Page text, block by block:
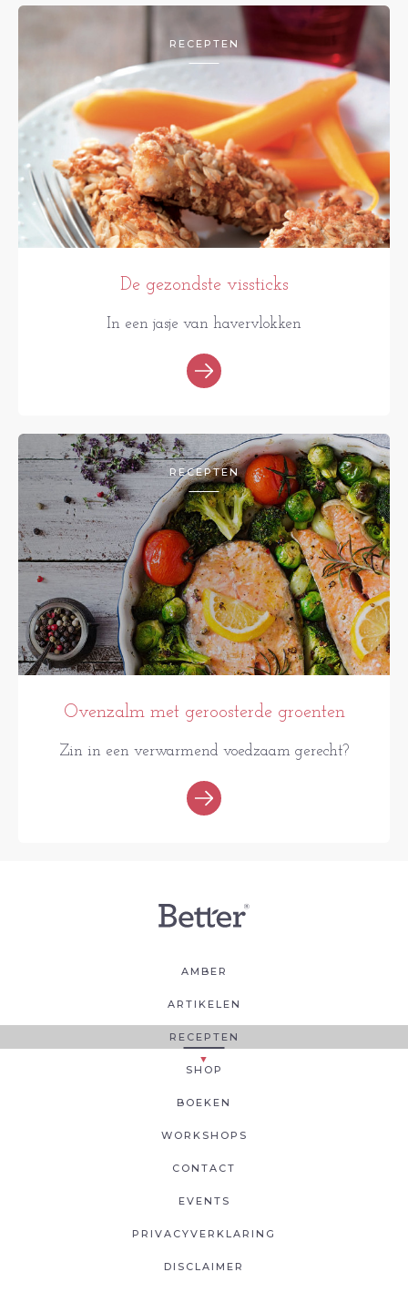
RECEPTEN
De gezondste vissticks
In een jasje van havervlokken
RECEPTEN
Ovenzalm met geroosterde groenten
Zin in een verwarmend voedzaam gerecht?
AMBER
ARTIKELEN
RECEPTEN
SHOP
BOEKEN
WORKSHOPS
CONTACT
EVENTS
PRIVACYVERKLARING
DISCLAIMER